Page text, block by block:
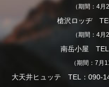
（期間：4月
槍沢ロッヂ
（期間：4月
南岳小屋 TEL
（期間：7月
大天井ヒュッテ TEL：090-